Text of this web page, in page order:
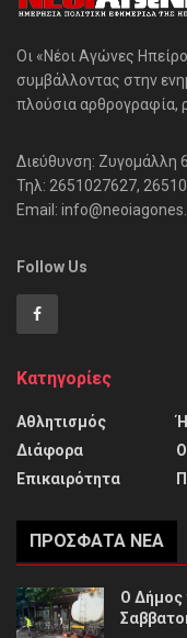
Οι «Νέοι Αγώνες
συμβάλλοντας στην
πλούσια αρθρογραφία,
Διεύθυνση: Ζυγομάλλη
Τηλ: 2651027627,
Email:
Follow Us
Κατηγορίες
Αθλητισμός
Διάφορα
Επικαιρότητα
ΠΡΌΣΦΑΤΑ ΝΈΑ
Ο Δήμος